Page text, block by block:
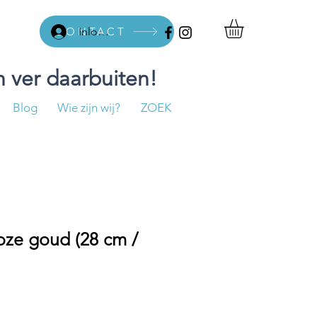
Inloggen
CONTACT
ver daarbuiten!
Blog Wie zijn wij? ZOEK
goud (28 cm /